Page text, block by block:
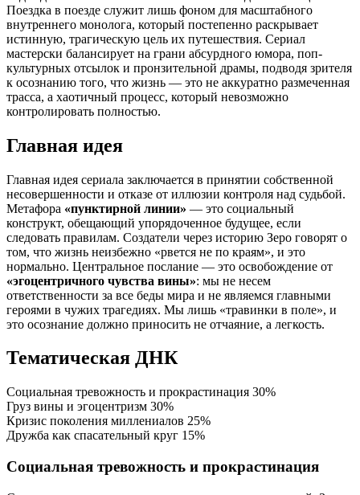
Поездка в поезде служит лишь фоном для масштабного
внутреннего монолога, который постепенно раскрывает
истинную, трагическую цель их путешествия. Сериал
мастерски балансирует на грани абсурдного юмора, поп-
культурных отсылок и пронзительной драмы, подводя зрителя
к осознанию того, что жизнь — это не аккуратно размеченная
трасса, а хаотичный процесс, который невозможно
контролировать полностью.
Главная идея
Главная идея сериала заключается в принятии собственной
несовершенности и отказе от иллюзии контроля над судьбой.
Метафора «пунктирной линии» — это социальный
конструкт, обещающий упорядоченное будущее, если
следовать правилам. Создатели через историю Зеро говорят о
том, что жизнь неизбежно «рвется не по краям», и это
нормально. Центральное послание — это освобождение от
«эгоцентричного чувства вины»: мы не несем
ответственности за все беды мира и не являемся главными
героями в чужих трагедиях. Мы лишь «травинки в поле», и
это осознание должно приносить не отчаяние, а легкость.
Тематическая ДНК
Социальная тревожность и прокрастинация 30%
Груз вины и эгоцентризм 30%
Кризис поколения миллениалов 25%
Дружба как спасательный круг 15%
Социальная тревожность и прокрастинация